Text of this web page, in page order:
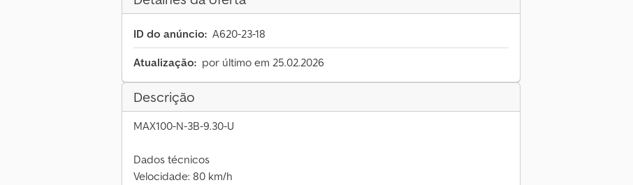
ID do anúncio: A620-23-18
Atualização: por último em 25.02.2026
Descrição
MAX100-N-3B-9.30-U
Dados técnicos
Velocidade: 80 km/h